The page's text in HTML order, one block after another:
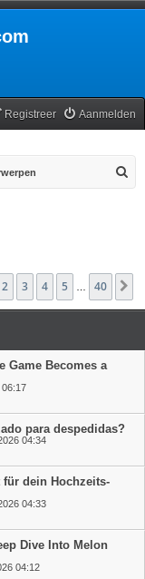
Aanmelden
Registreer
1 van 40
2 3 4 5 40
Game Becomes a
para despedidas?
04:34
dein Hochzeits-
04:33
Dive Into Melon
04:12